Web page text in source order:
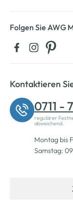
Folgen Sie AWG
Kontaktieren
0711 -
regulärer
abweichend.
Montag bis
Samstag: